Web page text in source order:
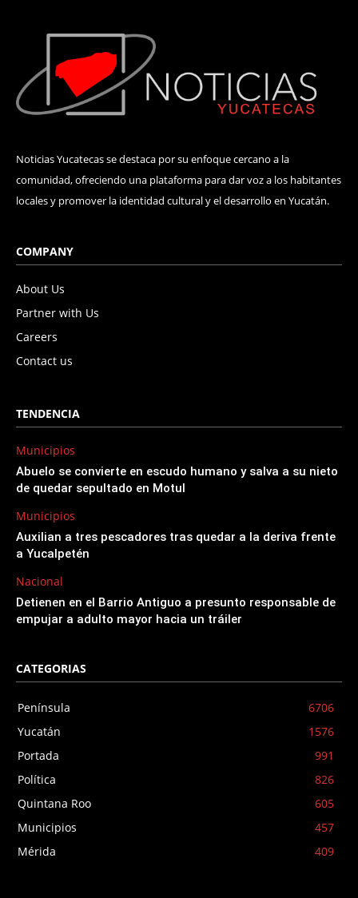
Noticias Yucatecas se destaca por su enfoque cercano a la
comunidad, ofreciendo una plataforma para dar voz a los habitantes
locales y promover la identidad cultural y el desarrollo en Yucatán.
COMPANY
About Us
Partner with Us
Careers
Contact us
TENDENCIA
Municipios
Abuelo se convierte en escudo humano y salva a su nieto
de quedar sepultado en Motul
Municipios
Auxilian a tres pescadores tras quedar a la deriva frente
a Yucalpetén
Nacional
Detienen en el Barrio Antiguo a presunto responsable de
empujar a adulto mayor hacia un tráiler
CATEGORIAS
Península
6706
Yucatán
1576
Portada
991
Política
826
Quintana Roo
605
Municipios
457
Mérida
409